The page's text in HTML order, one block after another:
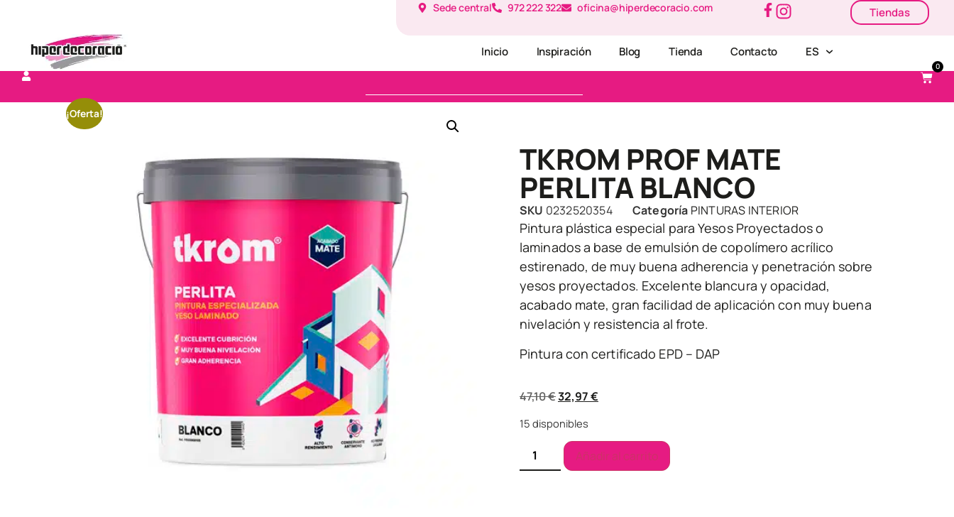
Sede central 972 222 322 oficina@hiperdecoracio.com Tiendas
Inicio Inspiración Blog Tienda Contacto ES
0
¡Oferta!
TKROM PROF MATE
PERLITA BLANCO
SKU 0232520354 Categoría PINTURAS INTERIOR
Pintura plástica especial para Yesos Proyectados o
laminados a base de emulsión de copolímero acrílico
estirenado, de muy buena adherencia y penetración sobre
yesos proyectados. Excelente blancura y opacidad,
acabado mate, gran facilidad de aplicación con muy buena
nivelación y resistencia al frote.
Pintura con certificado EPD – DAP
47,10€32,97€
15 disponibles
Añadir al carrito